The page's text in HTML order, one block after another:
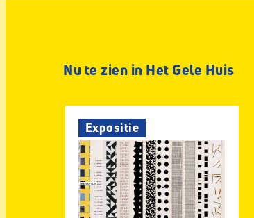
Nu te zien in Het Gele Huis
Expositie